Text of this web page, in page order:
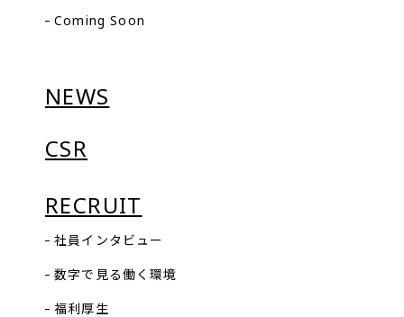
Coming Soon
NEWS
CSR
RECRUIT
社員インタビュー
数字で見る働く環境
福利厚生